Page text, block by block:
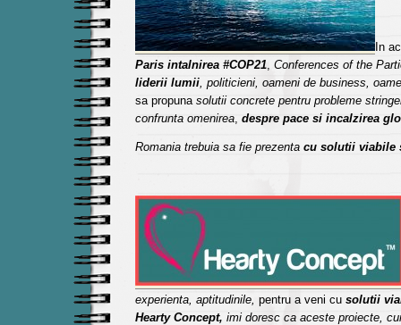
In
Paris intalnirea #COP21, Conferences of the
liderii lumii, politicieni, oameni de business,
sa propuna solutii concrete pentru probleme
confrunta omenirea, despre pace si incalzirea
Romania trebuia sa fie prezenta cu solutii viabile
experienta, aptitudinile, pentru a veni cu solutii
Hearty Concept, imi doresc ca aceste proiecte,